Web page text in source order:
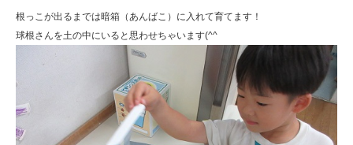
根っこが出るまでは暗箱（あんばこ）に入れて育てます！
球根さんを土の中にいると思わせちゃいます(^^ゞ